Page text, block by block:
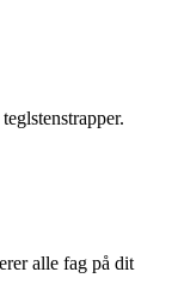
alle fag på dit